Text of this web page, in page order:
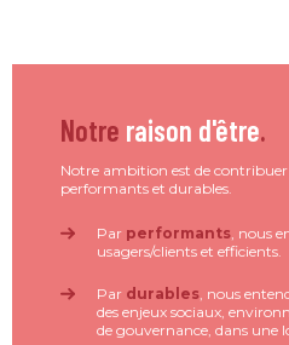
Notre raison d'être.
Notre ambition est de
performants et durables.
Par performants, nous
usagers/clients et efficients.
Par durables, nous
des enjeux sociaux,
de gouvernance, dans une